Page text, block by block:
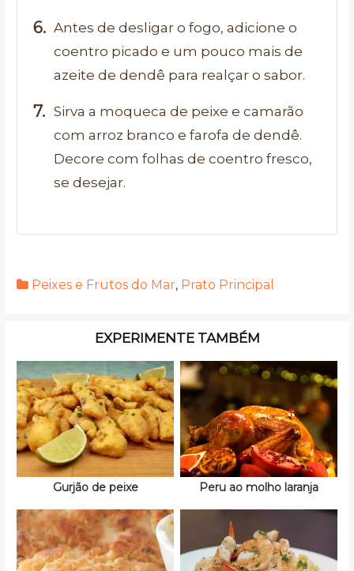
Antes de desligar o fogo, adicione o
coentro picado e um pouco mais de
azeite de dendê para realçar o sabor.
Sirva a moqueca de peixe e camarão
com arroz branco e farofa de dendê.
Decore com folhas de coentro fresco,
se desejar.
Peixes e Frutos do Mar, Prato Principal
EXPERIMENTE TAMBÉM
Gurjão de peixe Peru ao molho laranja